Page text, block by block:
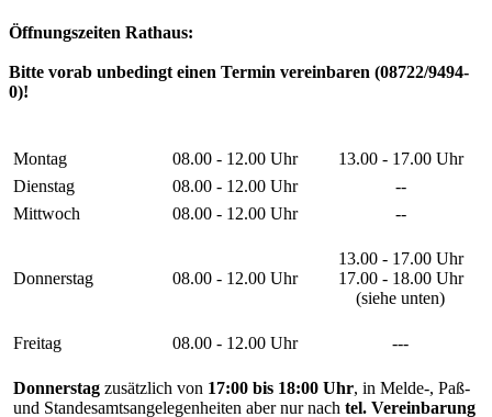
Öffnungszeiten Rathaus:
Bitte vorab unbedingt einen Termin vereinbaren (08722/9494-
0)!
Montag 08.00 - 12.00 Uhr
13.00 - 17.00 Uhr
Dienstag
08.00 - 12.00 Uhr
--
Mittwoch
08.00 - 12.00 Uhr --
Donnerstag 08.00 - 12.00 Uhr
13.00 - 17.00 Uhr
17.00 - 18.00 Uhr
(siehe unten)
Freitag 08.00 - 12.00 Uhr ---
Donnerstag zusätzlich von 17:00 bis 18:00 Uhr, in Melde-, Paß-
und Standesamtsangelegenheiten aber nur nach tel. Vereinbarung